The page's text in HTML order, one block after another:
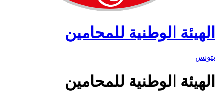
الهيئة الوطنية للمحامين
بتونس
الهيئة الوطنية للمحامين